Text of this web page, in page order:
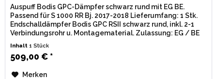
Auspuff Bodis GPC-Dämpfer schwarz rund mit EG BE.
Passend für S 1000 RR Bj. 2017-2018 Lieferumfang: 1 Stk.
Endschalldämpfer Bodis GPC RSII schwarz rund, inkl. 2-1
Verbindungsrohr u. Montagematerial. Zulassung: EG / BE
Inhalt1 Stück
509,00 € *
Merken